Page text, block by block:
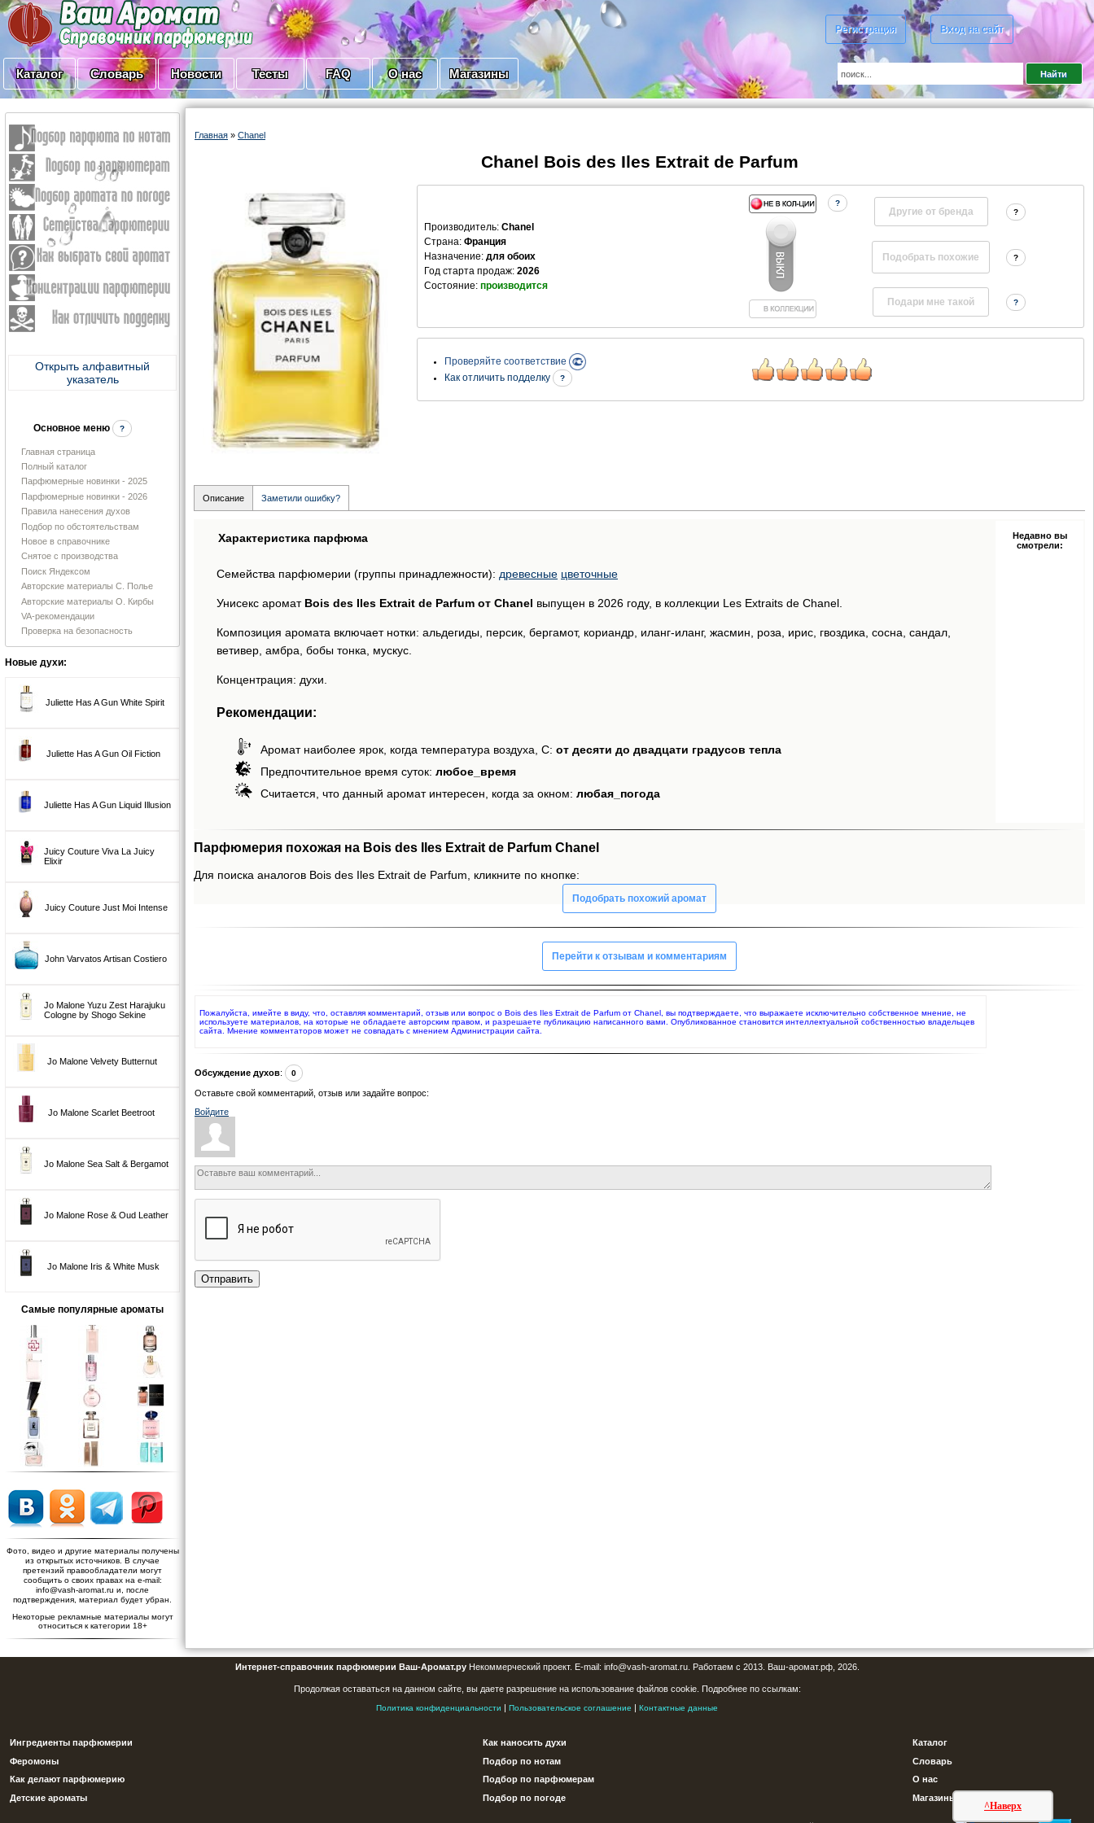
Регистрация Вход на сайт
Каталог Словарь Новости Тесты FAQ О нас Магазины
Открыть алфавитный
указатель
Основное меню ?
Главная страница
Полный каталог
Парфюмерные новинки - 2025
Парфюмерные новинки - 2026
Правила нанесения духов
Подбор по обстоятельствам
Новое в справочнике
Снятое с производства
Поиск Яндексом
Авторские материалы С. Полье
Авторские материалы О. Кирбы
VA-рекомендации
Проверка на безопасность
Новые духи:
Juliette Has A Gun White Spirit
Juliette Has A Gun Oil Fiction
Juliette Has A Gun Liquid Illusion
Juicy Couture Viva La Juicy
Elixir
Juicy Couture Just Moi Intense
John Varvatos Artisan Costiero
Jo Malone Yuzu Zest Harajuku
Cologne by Shogo Sekine
Jo Malone Velvety Butternut
Jo Malone Scarlet Beetroot
Jo Malone Sea Salt & Bergamot
Jo Malone Rose & Oud Leather
Jo Malone Iris & White Musk
Самые популярные ароматы
Фото, видео и другие материалы получены
из открытых источников. В случае
претензий правообладатели могут
сообщить о своих правах на e-mail:
info@vash-aromat.ru и, после
подтверждения, материал будет убран.
Некоторые рекламные материалы могут
относиться к категории 18+
Главная » Chanel
Chanel Bois des Iles Extrait de Parfum
Производитель: Chanel
Страна: Франция
Назначение: для обоих
Год старта продаж: 2026
Состояние: производится
?
Другие от бренда ?
?
?
Проверяйте соответствие
Как отличить подделку
?
Описание Заметили ошибку?
Характеристика парфюма
Семейства парфюмерии (группы принадлежности): древесные цветочные
Унисекс аромат Bois des Iles Extrait de Parfum от Chanel выпущен в 2026 году, в коллекции Les Extraits de Chanel.
Композиция аромата включает нотки: альдегиды, персик, бергамот, кориандр, иланг-иланг, жасмин, роза, ирис, гвоздика, сосна, сандал,
ветивер, амбра, бобы тонка, мускус.
Концентрация: духи.
Рекомендации:
Аромат наиболее ярок, когда температура воздуха, С: от десяти до двадцати градусов тепла
Предпочтительное время суток: любое_время
Считается, что данный аромат интересен, когда за окном: любая_погода
Недавно вы
смотрели:
Парфюмерия похожая на Bois des Iles Extrait de Parfum Chanel
Для поиска аналогов Bois des Iles Extrait de Parfum, кликните по кнопке:
Подобрать похожий аромат
Перейти к отзывам и комментариям
Пожалуйста, имейте в виду, что, оставляя комментарий, отзыв или вопрос о Bois des Iles Extrait de Parfum от Chanel, вы подтверждаете, что выражаете исключительно собственное мнение, не
используете материалов, на которые не обладаете авторским правом, и разрешаете публикацию написанного вами. Опубликованное становится интеллектуальной собственностью владельцев
сайта. Мнение комментаторов может не совпадать с мнением Администрации сайта.
Обсуждение духов: 0
Оставьте свой комментарий, отзыв или задайте вопрос:
Войдите
Отправить
^Наверх
Интернет-справочник парфюмерии Ваш-Аромат.руНекоммерческий проект. E-mail: info@vash-aromat.ru. Работаем с 2013. Ваш-аромат.рф, 2026.
Продолжая оставаться на данном сайте, вы даете разрешение на использование файлов cookie. Подробнее по ссылкам:
Политика конфиденциальности | Пользовательское соглашение | Контактные данные
Ингредиенты парфюмерии
Феромоны
Как делают парфюмерию
Детские ароматы
Как наносить духи
Подбор по нотам
Подбор по парфюмерам
Подбор по погоде
Каталог
Словарь
О нас
Магазины